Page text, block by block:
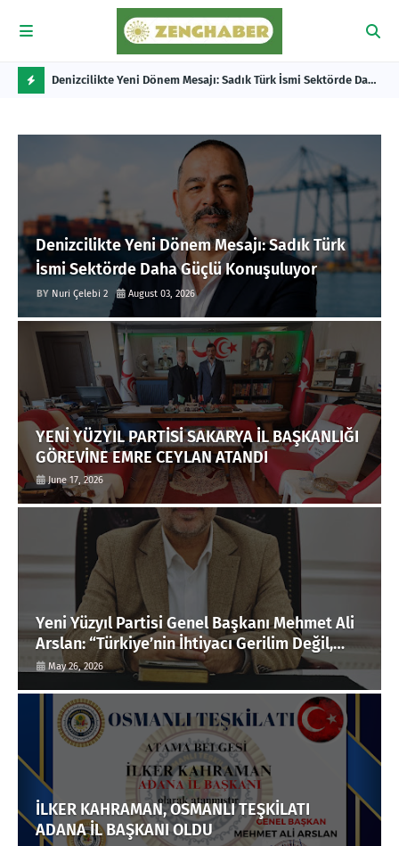
L
Denizcilikte Yeni Dönem Mesajı: Sadık Türk İsmi Sektörde Daha
Denizcilikte Yeni Dönem Mesajı: Sadık Türk
İsmi Sektörde Daha Güçlü Konuşuluyor
Nuri Çelebi 2 August 03, 2026
YENİ YÜZYIL PARTİSİ SAKARYA İL BAŞKANLIĞI
GÖREVİNE EMRE CEYLAN ATANDI
June 17, 2026
Yeni Yüzyıl Partisi Genel Başkanı Mehmet Ali
Arslan: “Türkiye’nin İhtiyacı Gerilim Değil,
Ortak Akıl ve Güvendir”
May 26, 2026
İLKER KAHRAMAN, OSMANLI TEŞKİLATI
ADANA İL BAŞKANI OLDU